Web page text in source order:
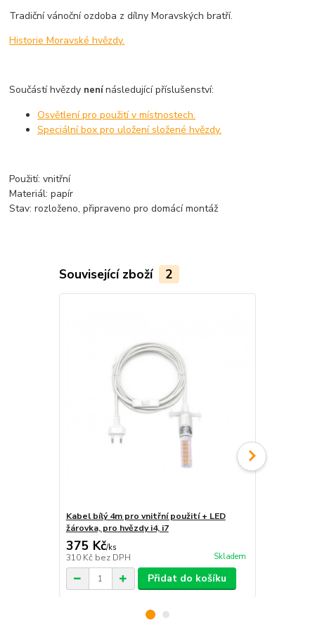
Tradiční vánoční ozdoba z dílny Moravských bratří.
Historie Moravské hvězdy.
Součástí hvězdy nenínásledující příslušenství:
Osvětlení pro použití v místnostech.
Speciální box pro uložení složené hvězdy.
Použití: vnitřní
Materiál: papír
Stav: rozloženo, připraveno pro domácí montáž
Související zboží 2
Kabel bílý 4m pro vnitřní použití + LED
žárovka, pro hvězdy i4, i7
375 Kč/ks
310 Kč bez DPH Skladem
Přidat do košíku